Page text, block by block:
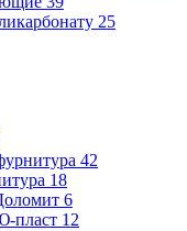
25
42
18
6
пласт 12